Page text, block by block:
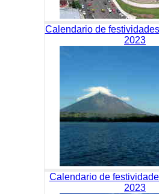
Calendario de
2023
Calendario de
2023